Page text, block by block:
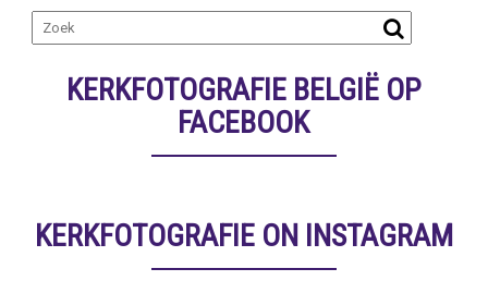
KERKFOTOGRAFIE BELGIË OP
FACEBOOK
KERKFOTOGRAFIE ON INSTAGRAM